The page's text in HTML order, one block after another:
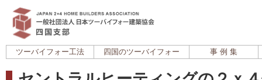
ツーバイフォー工法 四国のツーバイフォー 事 例 集